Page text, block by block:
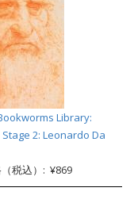
Library:
2: Leonardo Da
税込）: ¥869